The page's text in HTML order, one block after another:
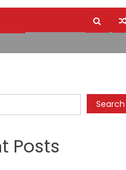
ക്യാമ്പ് സന്ദർശിച്ചു
സൺറൈസ് ഹോസ്പിറ്റൽ
കൗണ്‍സില്‍
ക്യാമ്പ് സന്ദർശിച്ചു
സൺറൈസ് ഹോസ്പിറ്റൽ
Search
Posts